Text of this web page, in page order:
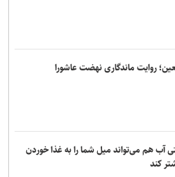
نمی‌تواند مانند انسان فکر کند
هر نقطه دارای اینترنت با شماره ثابت
روایت ماندگاری نهضت عاشورا
آب هم می‌تواند میل شما را به غذا خوردن
کند